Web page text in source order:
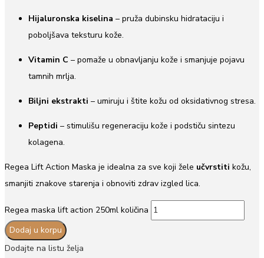
Hijaluronska kiselina – pruža dubinsku hidrataciju i
poboljšava teksturu kože.
Vitamin C – pomaže u obnavljanju kože i smanjuje pojavu
tamnih mrlja.
Biljni ekstrakti – umiruju i štite kožu od oksidativnog stresa.
Peptidi – stimulišu regeneraciju kože i podstiču sintezu
kolagena.
Regea Lift Action Maska je idealna za sve koji žele učvrstiti kožu,
smanjiti znakove starenja i obnoviti zdrav izgled lica.
Regea maska lift action 250ml količina
Dodaj u korpu
Dodajte na listu želja